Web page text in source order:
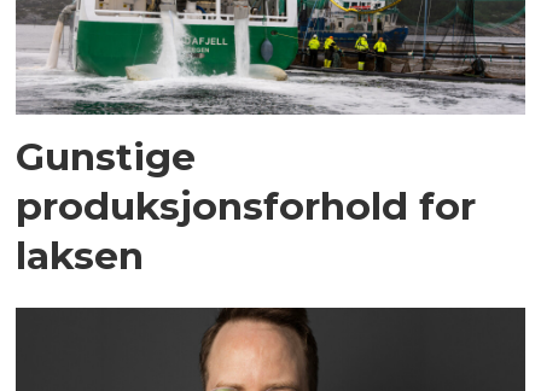
Gunstige
produksjonsforhold for
laksen